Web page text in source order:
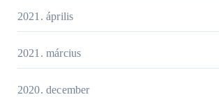
2021. április
2021. március
2020. december